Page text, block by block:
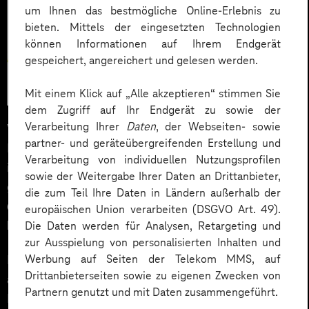
um Ihnen das bestmögliche Online-Erlebnis zu
bieten. Mittels der eingesetzten Technologien
können Informationen auf Ihrem Endgerät
gespeichert, angereichert und gelesen werden.
Mit einem Klick auf „Alle akzeptieren“ stimmen Sie
dem Zugriff auf Ihr Endgerät zu sowie der
Verarbeitung Ihrer Daten, der Webseiten- sowie
partner- und geräteübergreifenden Erstellung und
Verarbeitung von individuellen Nutzungsprofilen
sowie der Weitergabe Ihrer Daten an Drittanbieter,
die zum Teil Ihre Daten in Ländern außerhalb der
europäischen Union verarbeiten (DSGVO Art. 49).
Die Daten werden für Analysen, Retargeting und
zur Ausspielung von personalisierten Inhalten und
Werbung auf Seiten der Telekom MMS, auf
Drittanbieterseiten sowie zu eigenen Zwecken von
Partnern genutzt und mit Daten zusammengeführt.
Vieles hat sich seitdem verändert. So gibt es Sun
Microsystems nicht mehr, da das Unternehmen 2010
in
Oracleeingegliedert wurde. Was sich jedoch nicht
geändert hat, ist dieExpertise der MMS als
qualifizierter Systemintegrator und
Lösungsanbieter von Java-Business-Anwendungen
Ihr vielfältiges Know-how bringt die MMS von Beginn
an auch in den im Jahr 2000 gegründeten
Branchenverband “ Silicon Saxony e.V.” ein. Mit seinen